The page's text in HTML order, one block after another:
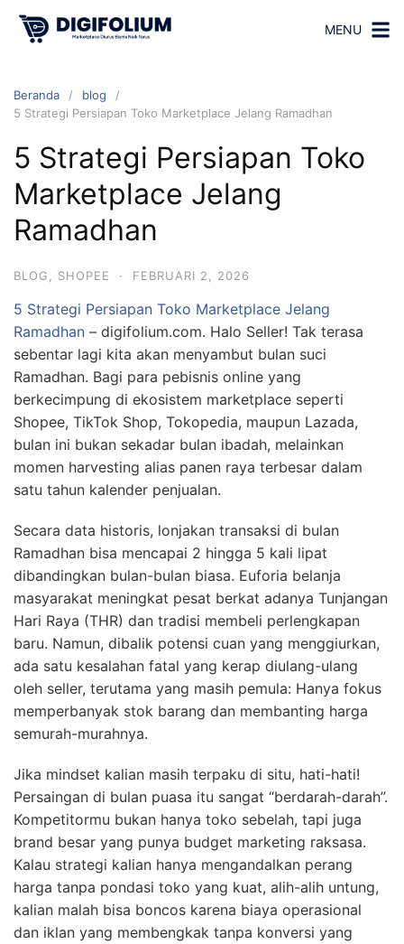
MENU
Beranda
blog
5 Strategi Persiapan Toko Marketplace Jelang Ramadhan
5 Strategi Persiapan Toko
Marketplace Jelang
Ramadhan
BLOG SHOPEE · FEBRUARI 2, 2026
5 Strategi Persiapan Toko Marketplace Jelang
Ramadhan – digifolium.com. Halo Seller! Tak terasa
sebentar lagi kita akan menyambut bulan suci
Ramadhan. Bagi para pebisnis online yang
berkecimpung di ekosistem marketplace seperti
Shopee, TikTok Shop, Tokopedia, maupun Lazada,
bulan ini bukan sekadar bulan ibadah, melainkan
momen harvesting alias panen raya terbesar dalam
satu tahun kalender penjualan.
Secara data historis, lonjakan transaksi di bulan
Ramadhan bisa mencapai 2 hingga 5 kali lipat
dibandingkan bulan-bulan biasa. Euforia belanja
masyarakat meningkat pesat berkat adanya Tunjangan
Hari Raya (THR) dan tradisi membeli perlengkapan
baru. Namun, dibalik potensi cuan yang menggiurkan,
ada satu kesalahan fatal yang kerap diulang-ulang
oleh seller, terutama yang masih pemula: Hanya fokus
memperbanyak stok barang dan membanting harga
semurah-murahnya.
Jika mindset kalian masih terpaku di situ, hati-hati!
Persaingan di bulan puasa itu sangat “berdarah-darah”.
Kompetitormu bukan hanya toko sebelah, tapi juga
brand besar yang punya budget marketing raksasa.
Kalau strategi kalian hanya mengandalkan perang
harga tanpa pondasi toko yang kuat, alih-alih untung,
kalian malah bisa boncos karena biaya operasional
dan iklan yang membengkak tanpa konversi yang